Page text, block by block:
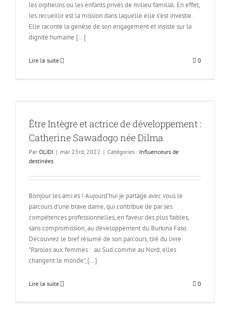
les orphelins ou les enfants privés de milieu familial. En effet,
les recueillir est la mission dans laquelle elle s’est investie.
Elle raconte la genèse de son engagement et insiste sur la
dignité humaine [...]
Lire la suite 0
Être Intègre et actrice de développement :
Catherine Sawadogo née Dilma
Par OLIDI | mai 23rd, 2022 | Catégories : Influenceurs de
destinées
Bonjour les ami.es ! Aujourd’hui je partage avec vous le
parcours d’une brave dame, qui contribue de par ses
compétences professionnelles, en faveur des plus faibles,
sans compromission, au développement du Burkina Faso.
Découvrez le bref résumé de son parcours, tiré du livre
"Paroles aux femmes : au Sud comme au Nord, elles
changent le monde", [...]
Lire la suite 0